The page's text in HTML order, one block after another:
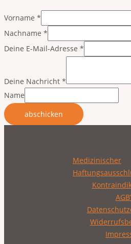
Vorname *
Nachname *
Deine E-Mail-Adresse *
Deine Nachricht *
Name
abschicken
Medizinischer